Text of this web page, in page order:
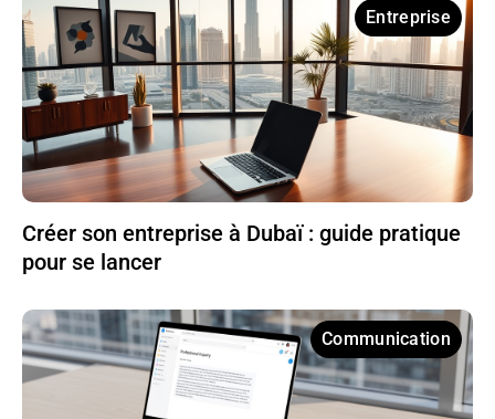
Entreprise
Créer son entreprise à Dubaï : guide pratique
pour se lancer
Communication